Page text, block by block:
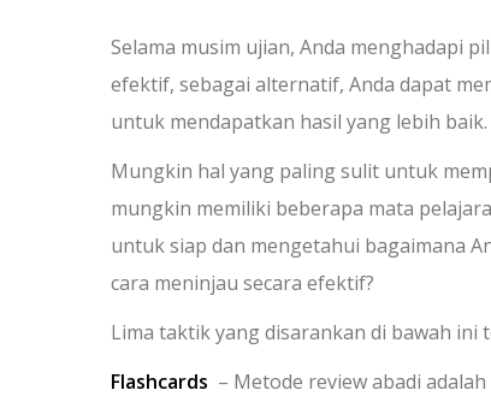
Selama musim ujian, Anda menghadapi
efektif, sebagai alternatif, Anda dapat
untuk mendapatkan hasil yang lebih
Mungkin hal yang paling sulit untuk
mungkin memiliki beberapa mata
untuk siap dan mengetahui bagaimana
cara meninjau secara efektif?
Lima taktik yang disarankan di bawah
Flashcards – Metode review abadi